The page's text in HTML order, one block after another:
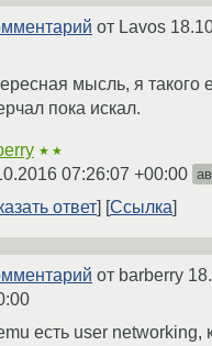
от Lavos
мысль, я такого
пока искал.
★★
07:26:07 +00:00
ответ Ссылка
от barberry
есть user networking,